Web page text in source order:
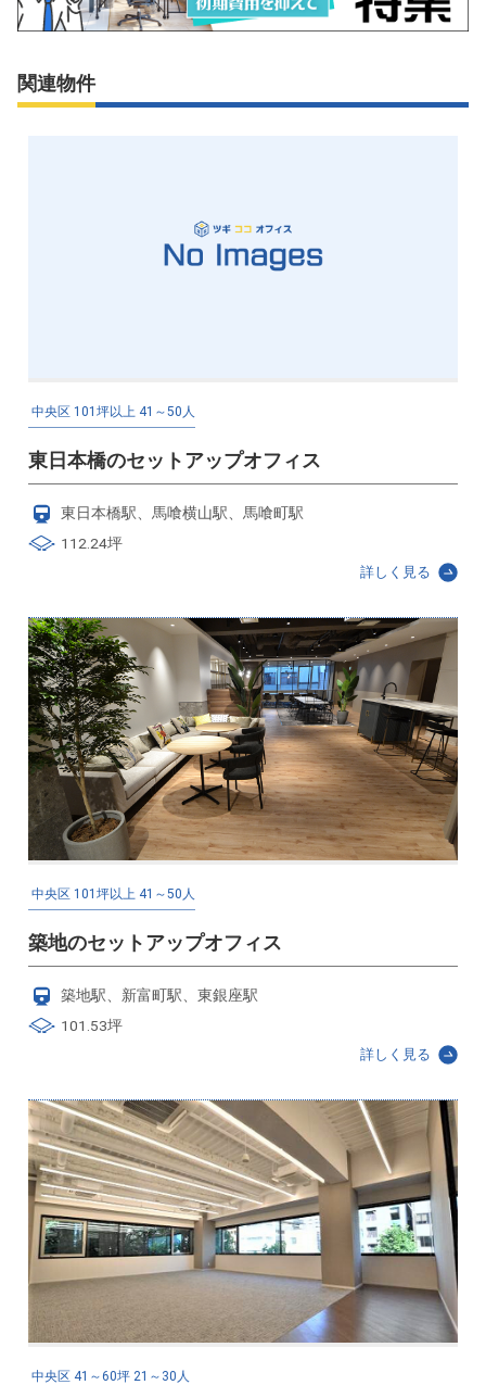
関連物件
中央区 101坪以上 41～50人
東日本橋のセットアップオフィス
東日本橋駅、馬喰横山駅、馬喰町駅
112.24坪
詳しく見る
中央区 101坪以上 41～50人
築地のセットアップオフィス
築地駅、新富町駅、東銀座駅
101.53坪
詳しく見る
中央区 41～60坪 21～30人